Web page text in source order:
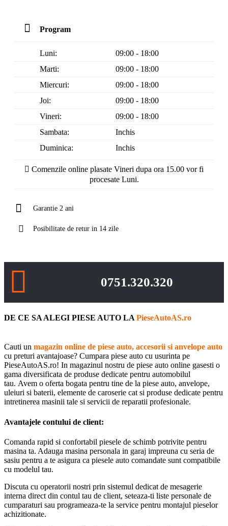
Program
Luni:
09:00 - 18:00
Marti:
09:00 - 18:00
Miercuri:
09:00 - 18:00
Joi:
09:00 - 18:00
Vineri:
09:00 - 18:00
Sambata:
Inchis
Duminica:
Inchis
Comenzile online plasate Vineri dupa ora 15.00 vor fi
procesate Luni.
Garantie 2 ani
Posibilitate de retur in 14 zile
0751.320.320
DE CE SA ALEGI PIESE AUTO LA PieseAutoAS.ro
Cauti un magazin online de piese auto, accesorii si anvelope auto
cu preturi avantajoase? Cumpara piese auto cu usurinta pe
PieseAutoAS.ro! In magazinul nostru de piese auto online gasesti o
gama diversificata de produse dedicate pentru automobilul
tau. Avem o oferta bogata pentru tine de la piese auto, anvelope,
uleiuri si baterii, elemente de caroserie cat si produse dedicate pentru
intretinerea masinii tale si servicii de reparatii profesionale.
Avantajele contului de client:
Comanda rapid si confortabil piesele de schimb potrivite pentru
masina ta. Adauga masina personala in garaj impreuna cu seria de
sasiu pentru a te asigura ca piesele auto comandate sunt compatibile
cu modelul tau.
Discuta cu operatorii nostri prin sistemul dedicat de mesagerie
interna direct din contul tau de client, seteaza-ti liste personale de
cumparaturi sau programeaza-te la service pentru montajul pieselor
achizitionate.